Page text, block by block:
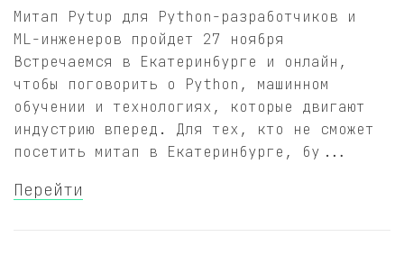
Митап Pytup для Python-разработчиков и
ML-инженеров пройдет 27 ноября
Встречаемся в Екатеринбурге и онлайн,
чтобы поговорить о Python, машинном
обучении и технологиях, которые двигают
индустрию вперед. Для тех, кто не сможет
посетить митап в Екатеринбурге, бу...
Перейти